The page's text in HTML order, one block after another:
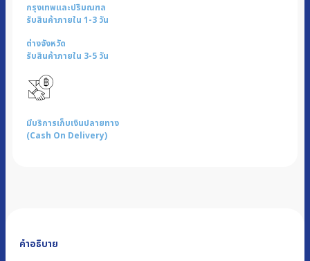
กรุงเทพและปริมณฑล
รับสินค้าภายใน 1-3 วัน
ต่างจังหวัด
รับสินค้าภายใน 3-5 วัน
มีบริการเก็บเงินปลายทาง
(Cash On Delivery)
คำอธิบาย